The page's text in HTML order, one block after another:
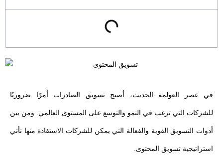
في عصر العولمة الحديث، أصبح تسويق الصادرات أمرًا ضروريًا
للشركات التي ترغب في النمو والتوسع على المستوى العالمي. ومن بين
أدوات التسويق القوية والفعالة التي يمكن للشركات الاستفادة منها تأتي
استراتيجية تسويق المحتوى.